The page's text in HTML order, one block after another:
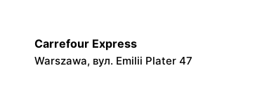
Groszek
Warszawa, вул. Jana Pawła II 108
Carrefour Express
Warszawa, вул. Emilii Plater 47